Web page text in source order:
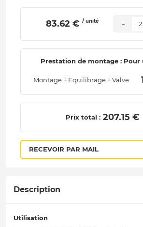
83.62 € / unité - 2
Prestation de montage : Pour
Montage + Equilibrage + Valve
Prix total : 207.15 €
RECEVOIR PAR MAIL
Description
Utilisation